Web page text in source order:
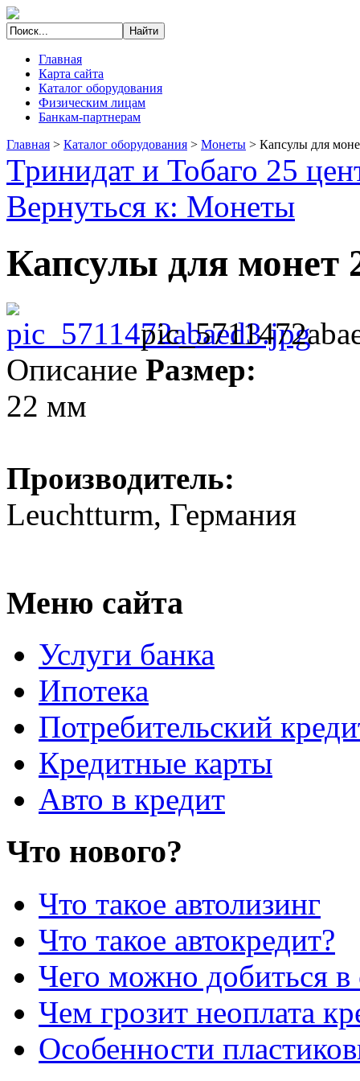
Главная
Карта сайта
Каталог оборудования
Физическим лицам
Банкам-партнерам
Главная > Каталог оборудования > Монеты > Капсулы для
Тринидат и Тобаго 25
Вернуться к: Монеты
Капсулы для монет
Описание Размер:
22 мм
Производитель:
Leuchtturm, Германия
Меню сайта
Услуги банка
Ипотека
Потребительский
Кредитные карты
Авто в кредит
Что нового?
Что такое автолизинг
Что такое автокредит?
Чего можно добиться в
Чем грозит неоплата
Особенности